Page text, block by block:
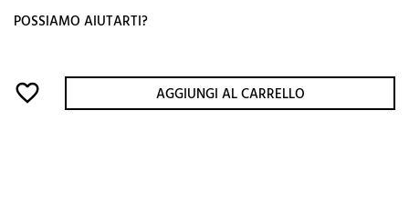
POSSIAMO AIUTARTI?
favorite_border AGGIUNGI AL CARRELLO